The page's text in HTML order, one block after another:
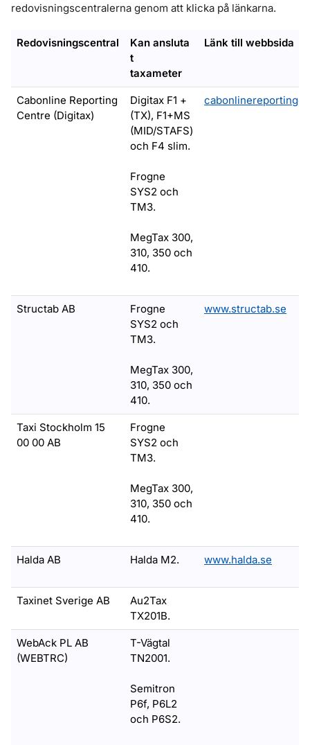
redovisningscentralerna genom att klicka på länkarna.
Redovisningscentral
Kan ansluta
t
taxameter
Länk till webbsida
Cabonline Reporting
Centre (Digitax)
Digitax F1 +
(TX), F1+MS
(MID/STAFS)
och F4 slim.
Frogne
SYS2 och
TM3.
MegTax 300,
310, 350 och
410.
Structab AB
Frogne
SYS2 och
TM3.
MegTax 300,
310, 350 och
410.
www.structab.se
Taxi Stockholm 15
00 00 AB
Frogne
SYS2 och
TM3.
MegTax 300,
310, 350 och
410.
Halda AB Halda M2. www.halda.se
Taxinet Sverige AB
Au2Tax
TX201B.
WebAck PL AB
(WEBTRC)
T-Vägtal
TN2001.
Semitron
P6f, P6L2
och P6S2.